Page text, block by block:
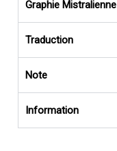
Graphie Mistralienne
Traduction
Note
Information